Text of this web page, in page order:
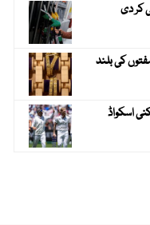
کر دی
میں سونا مزید مہنگا ، قیمت 7 ہفتوں کی بلند
ٹیسٹ سیریز ، انگلینڈ کا 16 رکنی اسکواڈ